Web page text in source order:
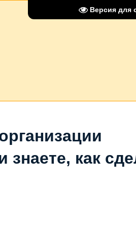
Версия для
знаете, как